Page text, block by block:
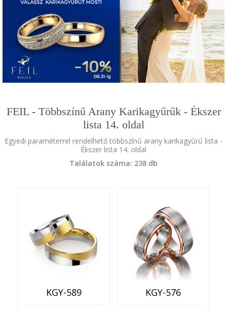
FEIL - Többszínű Arany Karikagyűrűk - Ékszer
lista 14. oldal
Egyedi paraméterrel rendelhető többszínű arany karikagyűrű lista -
Ékszer lista 14. oldal
Találatok száma: 238 db
KGY-589 KGY-576